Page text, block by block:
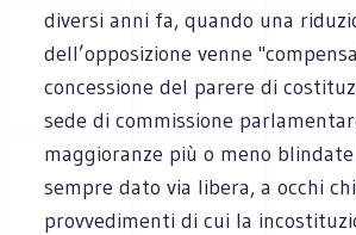
diversi anni fa, quando una
dell’opposizione venne
concessione del parere di
sede di commissione
maggioranze più o meno
sempre dato via libera, a occhi
provvedimenti di cui la